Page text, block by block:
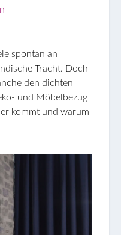
spontan an
Tracht. Doch
den dichten
und Möbelbezug
kommt und warum